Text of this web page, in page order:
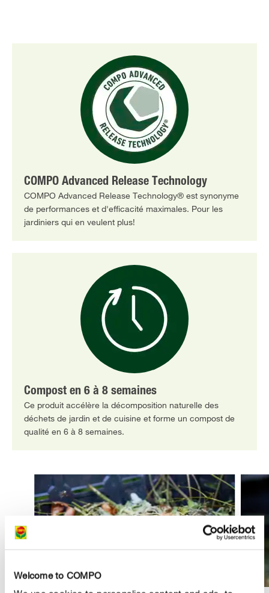
Welcome to COMPO
COMPO Advanced Release Technology
COMPO Advanced Release Technology® est synonyme
de performances et d'efficacité maximales. Pour les
jardiniers qui en veulent plus!
Compost en 6 à 8 semaines
Ce produit accélère la décomposition naturelle des
déchets de jardin et de cuisine et forme un compost de
qualité en 6 à 8 semaines.